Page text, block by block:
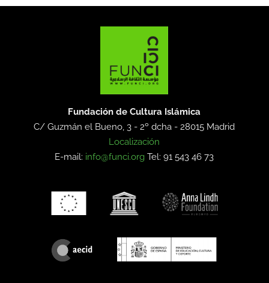
Fundación de Cultura Islámica
C/ Guzmán el Bueno, 3 - 2º dcha -28015 Madrid
Localización
E-mail: info@funci.org Tel: 91 543 46 73